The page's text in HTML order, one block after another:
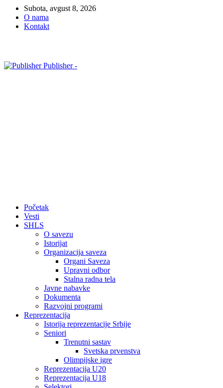
Subota, avgust 8, 2026
O nama
Kontakt
Publisher -
Početak
Vesti
SHLS
O savezu
Istorijat
Organizacija saveza
Organi Saveza
Upravni odbor
Stalna radna tela
Javne nabavke
Dokumenta
Razvojni programi
Reprezentacija
Istorija reprezentacije Srbije
Seniori
Trenutni sastav
Svetska prvenstva
Olimpijske igre
Reprezentacija U20
Reprezentacija U18